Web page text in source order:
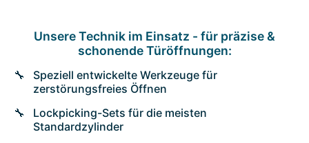
Unsere Technik im Einsatz - für präzise &
schonende Türöffnungen:
Speziell entwickelte Werkzeuge für
zerstörungsfreies Öffnen
Lockpicking-Sets für die meisten
Standardzylinder